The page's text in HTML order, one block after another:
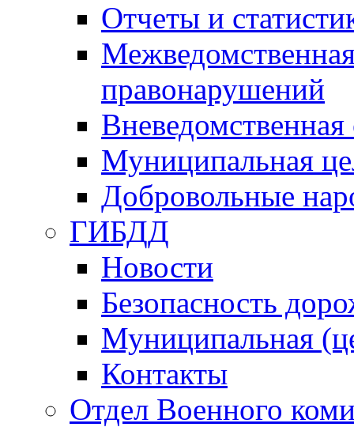
Отчеты и
правонарушений
Вневедомственная
Муниципальная
Добровольные
ГИБДД
Новости
Безопасность
Муниципальная
Контакты
Отдел Военного